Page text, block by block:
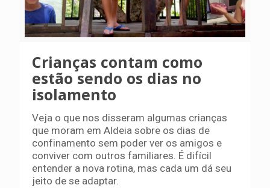
Crianças contam como
estão sendo os dias no
isolamento
Veja o que nos disseram algumas crianças
que moram em Aldeia sobre os dias de
confinamento sem poder ver os amigos e
conviver com outros familiares. É difícil
entender a nova rotina, mas cada um dá seu
jeito de se adaptar.